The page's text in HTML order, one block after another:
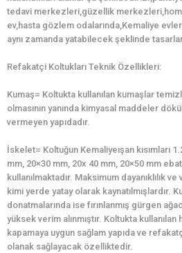
tedavi merkezleri,güzellik
ev,hasta gözlem odalarında,Kemaliye
aynı zamanda yatabilecek şeklinde
Refakatçi Koltukları Teknik Özellikleri:
Kumaş= Koltukta kullanılan kumaşlar
olmasının yanında kimyasal maddeler
vermeyen yapıdadır.
İskelet= Koltuğun Kemaliyeışan kısımları
mm, 20×30 mm, 20x 40 mm, 20×50 mm
kullanılmaktadır. Maksimum dayanıklılık
kimi yerde yatay olarak kaynatılmışlardır.
donatmalarında ise fırınlanmış gürgen
yüksek verim alınmıştır. Koltukta
kapamaya uygun sağlam yapıda ve
olanak sağlayacak özelliktedir.